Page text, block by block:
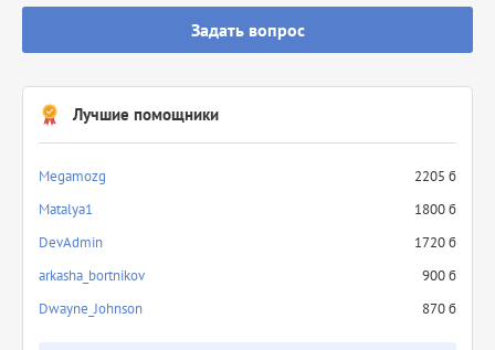
Задать вопрос
Лучшие помощники
Megamozg
2205 б
Matalya1
1800 б
DevAdmin
1720 б
arkasha_bortnikov
900 б
Dwayne_Johnson
870 б